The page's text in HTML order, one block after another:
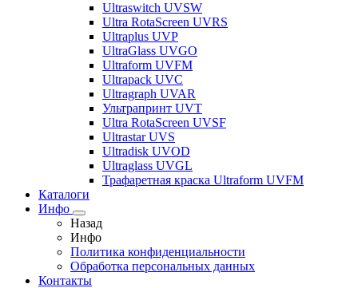
Ultraswitch UVSW
Ultra RotaScreen UVRS
Ultraplus UVP
UltraGlass UVGO
Ultraform UVFM
Ultrapack UVC
Ultragraph UVAR
Ультрапринт UVT
Ultra RotaScreen UVSF
Ultrastar UVS
Ultradisk UVOD
Ultraglass UVGL
Трафаретная краска Ultraform UVFM
Каталоги
Инфо
Назад
Инфо
Политика конфиденциальности
Обработка персональных данных
Контакты